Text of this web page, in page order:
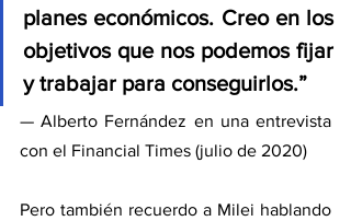
planes económicos. Creo en los
objetivos que nos podemos fijar
y trabajar para conseguirlos.”
— Alberto Fernández en una entrevista
con el Financial Times (julio de 2020)
Pero también recuerdo a Milei hablando